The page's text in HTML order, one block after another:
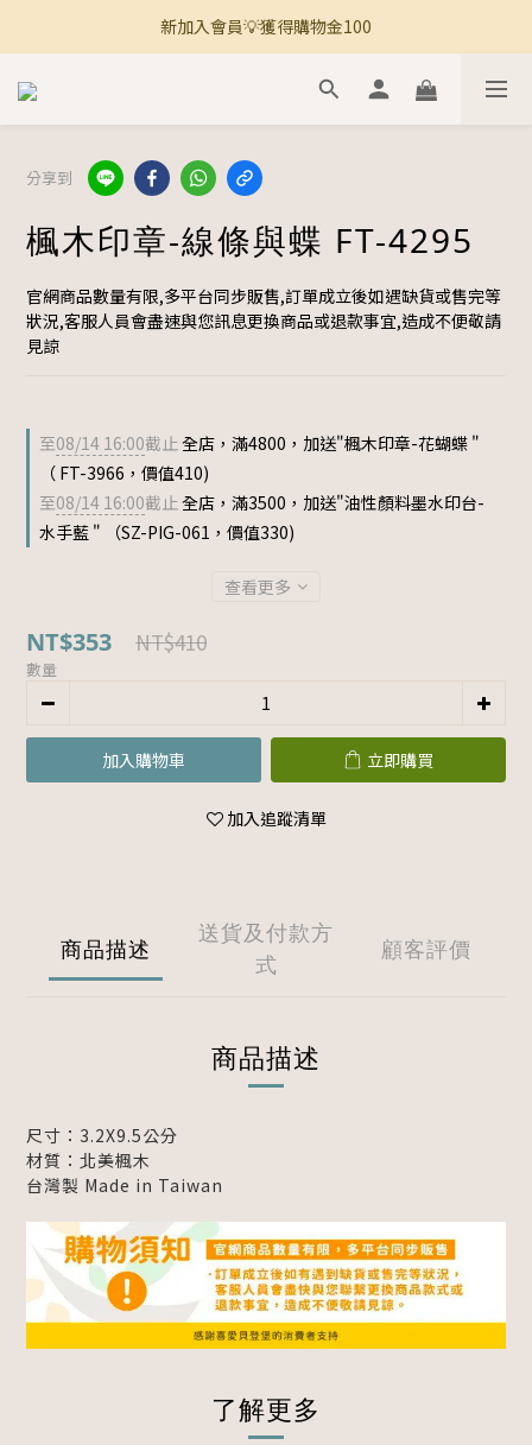
🚚 全館滿800免運 🚚
新加入會員💡獲得購物金100
🚚 全館滿800免運 🚚
分享到
楓木印章-線條與蝶 FT-4295
官網商品數量有限,多平台同步販售,訂單成立後如遇缺貨或售完等
狀況,客服人員會盡速與您訊息更換商品或退款事宜,造成不便敬請
見諒
至08/14 16:00截止全店，滿4800，加送"楓木印章-花蝴蝶 "
（ FT-3966，價值410)
至08/14 16:00截止全店，滿3500，加送"油性顏料墨水印台-
水手藍 " （SZ-PIG-061，價值330)
查看更多
NT$353 NT$410
數量
加入購物車 立即購買
加入追蹤清單
商品描述
送貨及付款方
式
顧客評價
商品描述
尺寸：3.2X9.5公分
材質：北美楓木
台灣製 Made in Taiwan
了解更多